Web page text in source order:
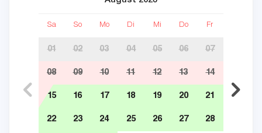
Sa So Mo Di Mi Do Fr
01 02 03 04 05 06 07
08 09 10 11 12 13 14
15 16 17 18 19 20 21
22 23 24 25 26 27 28